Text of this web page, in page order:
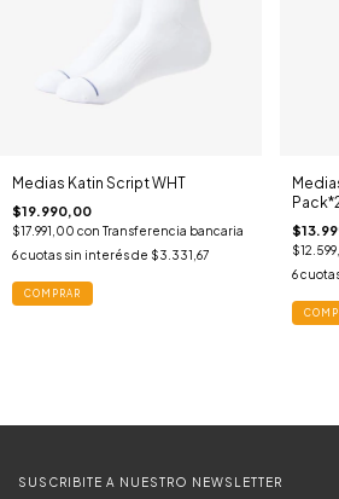
Medias Katin Script WHT
$19.990,00
$17.991,00 con Transferencia bancaria
6cuotas sin interés de $3.331,67
COMPRAR
6
SUSCRIBITE A NUESTRO NEWSLETTER